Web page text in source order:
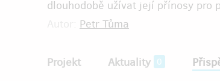
dlouhodobě užívat její přínosy pro
Petr Tůma
Projekt Aktuality 0